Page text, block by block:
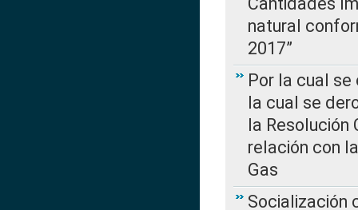
natural
2017”
Por la cual
la cual se
la Resolución
relación con
Gas
Socialización